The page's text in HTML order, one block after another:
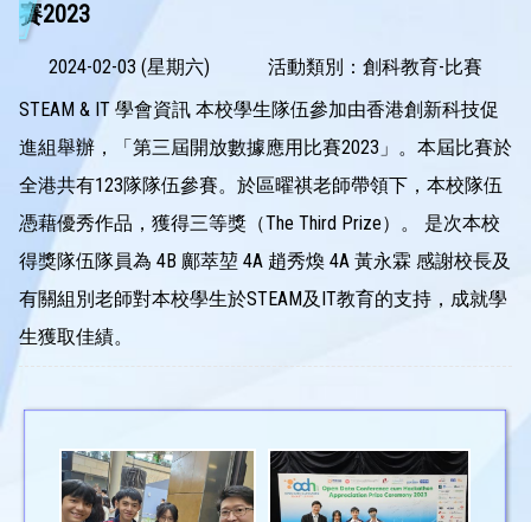
賽2023
2024-02-03 (星期六)
活動類別：創科教育-比賽
STEAM & IT 學會資訊 本校學生隊伍參加由香港創新科技促
進組舉辦，「第三屆開放數據應用比賽2023」。本屆比賽於
全港共有123隊隊伍參賽。於區曜祺老師帶領下，本校隊伍
憑藉優秀作品，獲得三等獎（The Third Prize）。 是次本校
得獎隊伍隊員為 4B 鄺萃堃 4A 趙秀煥 4A 黃永霖 感謝校長及
有關組別老師對本校學生於STEAM及IT教育的支持，成就學
生獲取佳績。